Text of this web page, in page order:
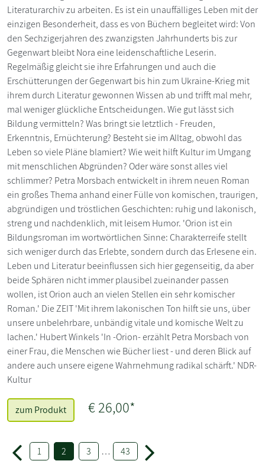
Literaturarchiv zu arbeiten. Es ist ein unauffälliges Leben mit der
einzigen Besonderheit, dass es von Büchern begleitet wird: Von
den Sechzigerjahren des zwanzigsten Jahrhunderts bis zur
Gegenwart bleibt Nora eine leidenschaftliche Leserin.
Regelmäßig gleicht sie ihre Erfahrungen und auch die
Erschütterungen der Gegenwart bis hin zum Ukraine-Krieg mit
ihrem durch Literatur gewonnen Wissen ab und trifft mal mehr,
mal weniger glückliche Entscheidungen. Wie gut lässt sich
Bildung vermitteln? Was bringt sie letztlich - Freuden,
Erkenntnis, Ernüchterung? Besteht sie im Alltag, obwohl das
Leben so viele Pläne blamiert? Wie weit hilft Kultur im Umgang
mit menschlichen Abgründen? Oder wäre sonst alles viel
schlimmer? Petra Morsbach entwickelt in ihrem neuen Roman
ein großes Thema anhand einer Fülle von komischen, traurigen,
abgründigen und tröstlichen Geschichten: ruhig und lakonisch,
streng und nachdenklich, mit leisem Humor. 'Orion ist ein
Bildungsroman im wortwörtlichen Sinne: Charakterreife stellt
sich weniger durch das Erlebte, sondern durch das Erlesene ein.
Leben und Literatur beeinflussen sich hier gegenseitig, da aber
beide Sphären nicht immer plausibel zueinander passen
wollen, ist Orion auch an vielen Stellen ein sehr komischer
Roman.' Die ZEIT 'Mit ihrem lakonischen Ton hilft sie uns, über
unsere unbelehrbare, unbändig vitale und komische Welt zu
lachen.' Hubert Winkels 'In -Orion- erzählt Petra Morsbach von
einer Frau, die Menschen wie Bücher liest - und deren Blick auf
andere auch unsere eigene Wahrnehmung radikal schärft.' NDR-
Kultur
zum Produkt € 26,00*
1 2 3 … 43